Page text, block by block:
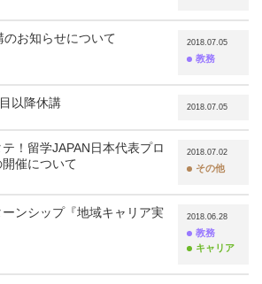
お知らせについて 2018.07.05
教務
以降休講 2018.07.05
テ！留学JAPAN日本代表プロ
催について
2018.07.02
その他
ンシップ『地域キャリア実
2018.06.28
教務
キャリア